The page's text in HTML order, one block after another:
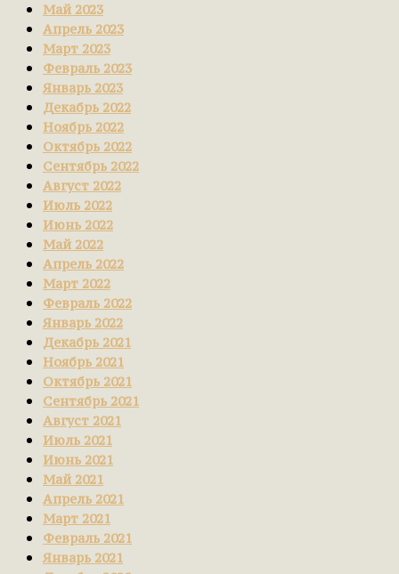
Май 2023
Апрель 2023
Март 2023
Февраль 2023
Январь 2023
Декабрь 2022
Ноябрь 2022
Октябрь 2022
Сентябрь 2022
Август 2022
Июль 2022
Июнь 2022
Май 2022
Апрель 2022
Март 2022
Февраль 2022
Январь 2022
Декабрь 2021
Ноябрь 2021
Октябрь 2021
Сентябрь 2021
Август 2021
Июль 2021
Июнь 2021
Май 2021
Апрель 2021
Март 2021
Февраль 2021
Январь 2021